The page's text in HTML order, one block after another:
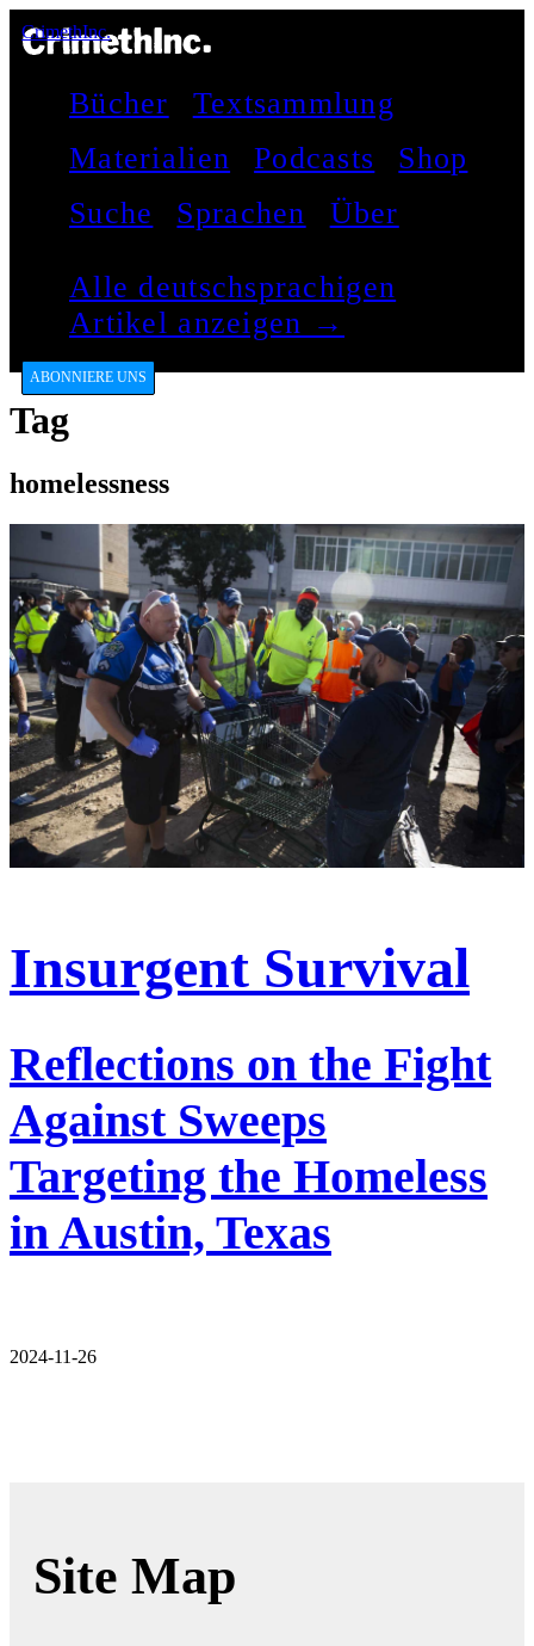
CrimethInc.
Bücher
Textsammlung
Materialien
Podcasts
Shop
Suche
Sprachen Über
Alle deutschsprachigen
Artikel anzeigen →
ABONNIERE UNS
Tag
homelessness
Insurgent Survival
Reflections on the Fight
Against Sweeps
Targeting the Homeless
in Austin, Texas
2024-11-26
Site Map